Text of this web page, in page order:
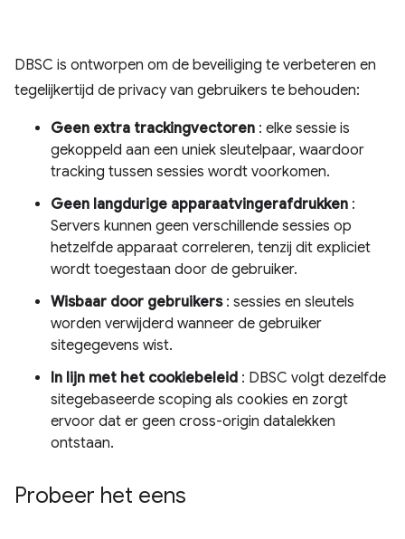
DBSC is ontworpen om de beveiliging te verbeteren en
tegelijkertijd de privacy van gebruikers te behouden:
Geen extra trackingvectoren : elke sessie is
gekoppeld aan een uniek sleutelpaar, waardoor
tracking tussen sessies wordt voorkomen.
Geen langdurige apparaatvingerafdrukken :
Servers kunnen geen verschillende sessies op
hetzelfde apparaat correleren, tenzij dit expliciet
wordt toegestaan ​​door de gebruiker.
Wisbaar door gebruikers: sessies en sleutels
worden verwijderd wanneer de gebruiker
sitegegevens wist.
In lijn met het cookiebeleid : DBSC volgt dezelfde
sitegebaseerde scoping als cookies en zorgt
ervoor dat er geen cross-origin datalekken
ontstaan.
Probeer het eens